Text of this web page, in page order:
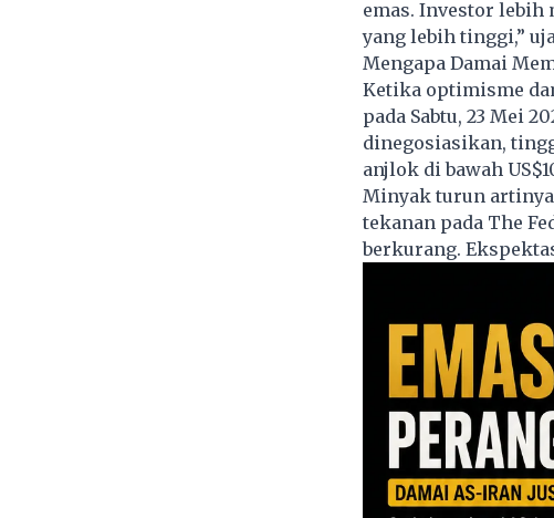
emas. Investor lebih
yang lebih tinggi,”
Mengapa Damai
Ketika optimisme
pada Sabtu, 23 Mei
dinegosiasikan,
anjlok di bawah
Minyak turun
tekanan pada The
berkurang.